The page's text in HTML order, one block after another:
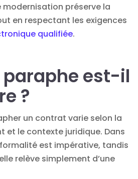
préserve la
en respectant les exigences
qualifiée.
paraphe est-il
?
un contrat varie selon la
et le contexte juridique. Dans
est impérative, tandis
relève simplement d’une